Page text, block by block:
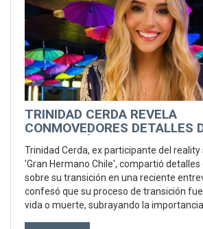
TRINIDAD CERDA REVELA
CONMOVEDORES DETALLES
ENTREVISTA
Trinidad Cerda, ex participante del reality
'Gran Hermano Chile', compartió
sobre su transición en una reciente
confesó que su proceso de transición
vida o muerte, subrayando la